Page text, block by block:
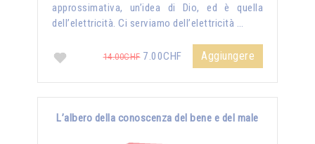
approssimativa, un’idea di Dio, ed è quella
dell’elettricità. Ci serviamo dell’elettricità …
14.00CHF7.00CHF Aggiungere
L’albero della conoscenza del bene e del male